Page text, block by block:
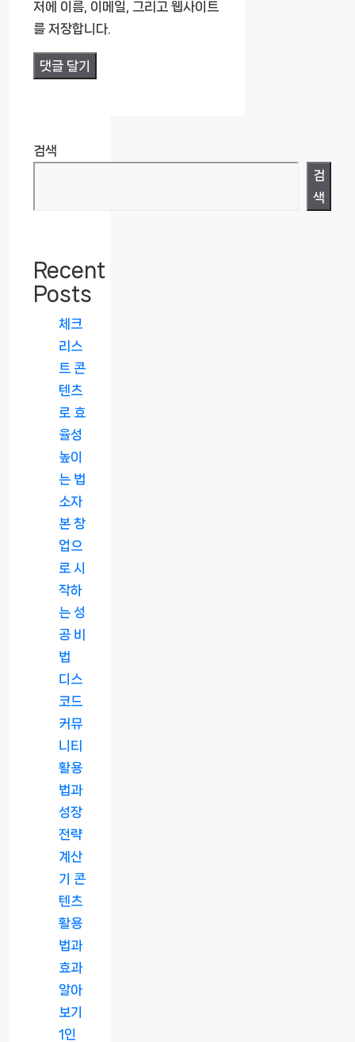
저에 이름, 이메일, 그리고 웹사이트
를 저장합니다.
검색
검
색
Recent
Posts
체크
리스
트 콘
텐츠
로 효
율성
높이
는 법
소자
본 창
업으
로 시
작하
는 성
공 비
법
디스
코드
커뮤
니티
활용
법과
성장
전략
계산
기 콘
텐츠
활용
법과
효과
알아
보기
1인